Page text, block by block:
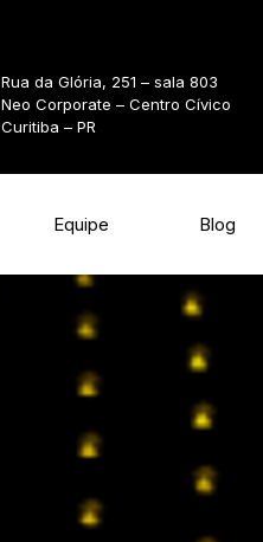
Rua da Glória, 251 – sala 803
Neo Corporate – Centro Cívico
Curitiba – PR
Equipe Blog